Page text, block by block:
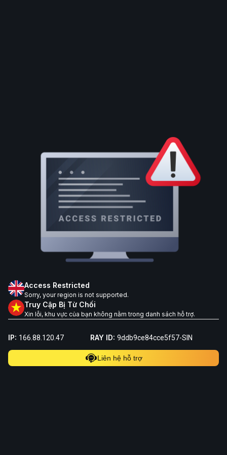
Access Restricted
Sorry, your region is not supported.
Truy Cập Bị Từ Chối
Xin lỗi, khu vực của bạn không nằm trong danh sách hỗ trợ.
IP: 166.88.120.47 RAY ID: 9ddb9ce84cce5f57-SIN
Liên hệ hỗ trợ